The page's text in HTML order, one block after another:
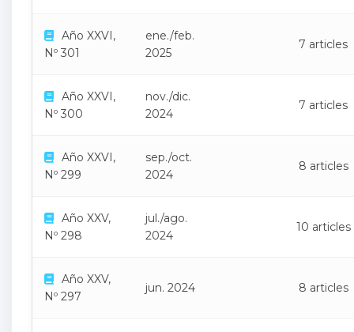
Año XXVI,
Nº 301
ene./feb.
2025
7 articles
Año XXVI,
Nº 300
nov./dic.
2024
7 articles
Año XXVI,
Nº 299
sep./oct.
2024
8 articles
Año XXV,
Nº 298
jul./ago.
2024
10 articles
Año XXV,
Nº 297
jun. 2024 8 articles